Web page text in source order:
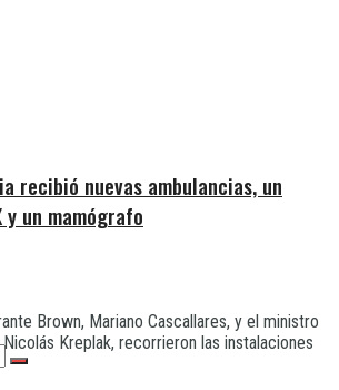
recibió nuevas ambulancias, un
y un mamógrafo
Brown, Mariano Cascallares, y el ministro
Kreplak, recorrieron las instalaciones